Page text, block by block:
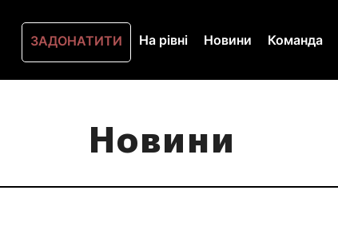
ЗАДОНАТИТИ На рівні Новини Команда
Новини